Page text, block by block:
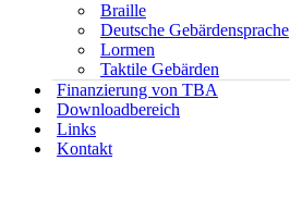
Braille
Deutsche Gebärdensprache
Lormen
Taktile Gebärden
Finanzierung von TBA
Downloadbereich
Links
Kontakt